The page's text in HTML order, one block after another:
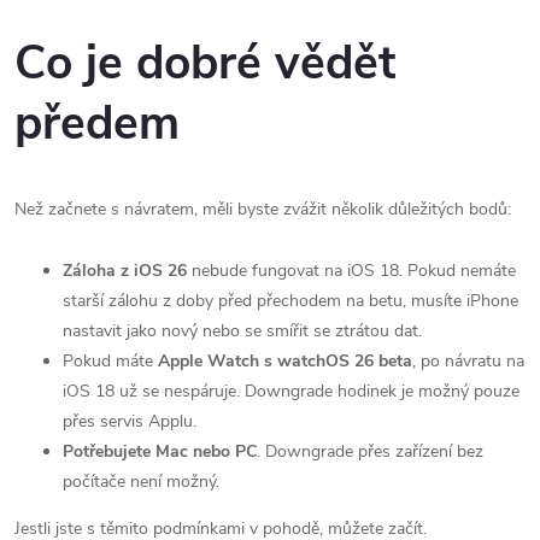
Co je dobré vědět
předem
Než začnete s návratem, měli byste zvážit několik důležitých bodů:
Záloha z iOS 26 nebude fungovat na iOS 18. Pokud nemáte
starší zálohu z doby před přechodem na betu, musíte iPhone
nastavit jako nový nebo se smířit se ztrátou dat.
Pokud máte Apple Watch s watchOS 26 beta, po návratu na
iOS 18 už se nespáruje. Downgrade hodinek je možný pouze
přes servis Applu.
Potřebujete Mac nebo PC. Downgrade přes zařízení bez
počítače není možný.
Jestli jste s těmito podmínkami v pohodě, můžete začít.